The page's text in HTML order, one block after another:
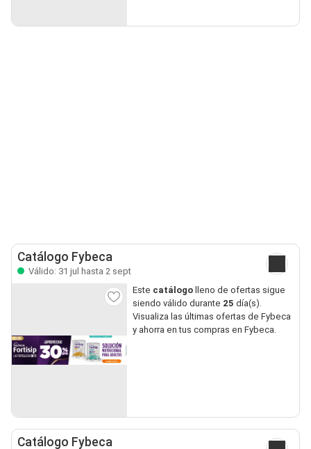
Catálogo Fybeca
Válido: 31 jul hasta 2 sept
Este catálogo lleno de ofertas sigue
siendo válido durante 25 día(s).
Visualiza las últimas ofertas de Fybeca
y ahorra en tus compras en Fybeca.
Catálogo Fybeca